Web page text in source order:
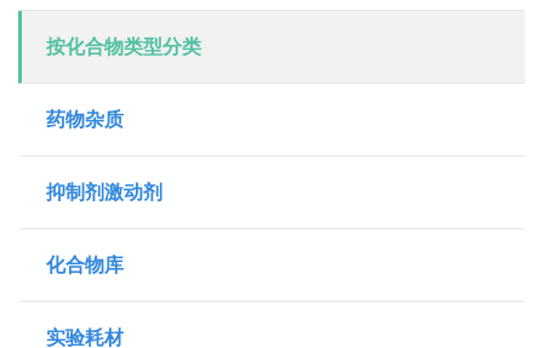
按化合物类型分类
药物杂质
抑制剂激动剂
化合物库
实验耗材